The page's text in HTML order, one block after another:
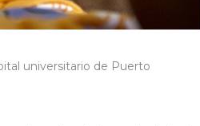
universitario de Puerto